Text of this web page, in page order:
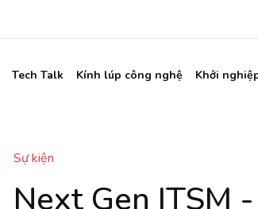
Tech Talk Kính lúp công nghệ Khởi
Sự kiện
Next Gen ITSM